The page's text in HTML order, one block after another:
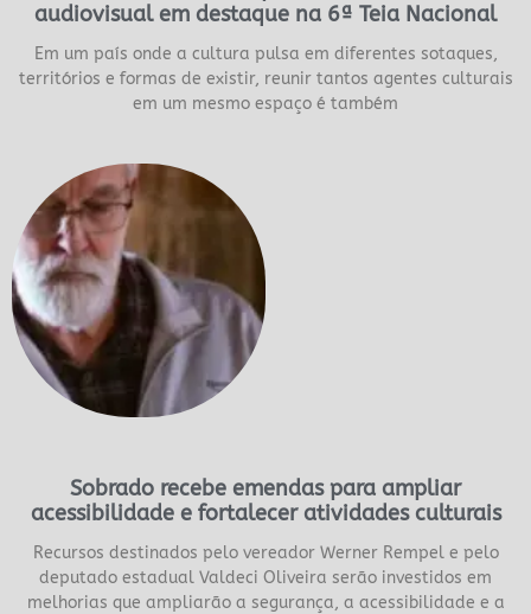
audiovisual em destaque na 6ª Teia Nacional
Em um país onde a cultura pulsa em diferentes sotaques,
territórios e formas de existir, reunir tantos agentes culturais
em um mesmo espaço é também
Sobrado recebe emendas para ampliar
acessibilidade e fortalecer atividades culturais
Recursos destinados pelo vereador Werner Rempel e pelo
deputado estadual Valdeci Oliveira serão investidos em
melhorias que ampliarão a segurança, a acessibilidade e a